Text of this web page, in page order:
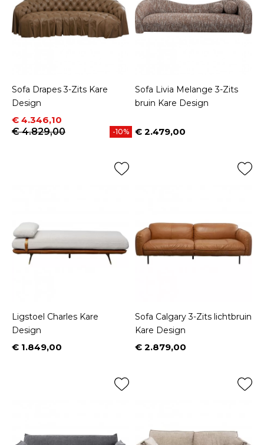
Sofa Drapes 3-Zits Kare
Design
Prijs
€ 4.346,10
Normale prijs
€ 4.829,00
-10%
Sofa Livia Melange 3-Zits
bruin Kare Design
Prijs
€ 2.479,00
Ligstoel Charles Kare
Design
Prijs
€ 1.849,00
Sofa Calgary 3-Zits lichtbruin
Kare Design
Prijs
€ 2.879,00